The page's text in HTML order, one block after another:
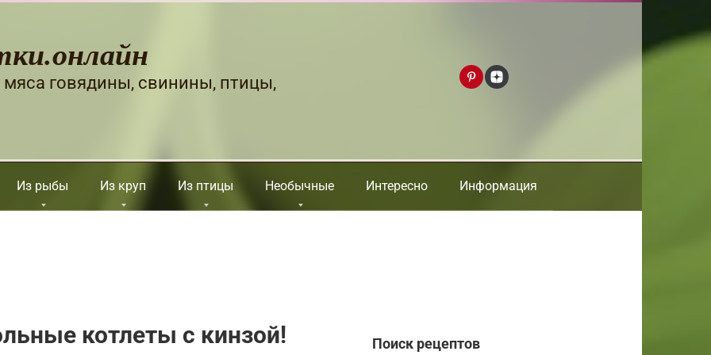
мяса говядины, свинины, птицы,
Из рыбы Из круп Из птицы Необычные Интересно Информация
котлеты с кинзой! Поиск рецептов